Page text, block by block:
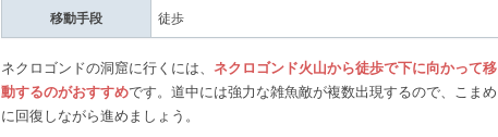
移動手段 徒歩
ネクロゴンドの洞窟に行くには、 ネクロゴンド火山から徒歩で下に向かって移
動するのがおすすめです。道中には強力な雑魚敵が複数出現するので、こまめ
に回復しながら進めましょう。